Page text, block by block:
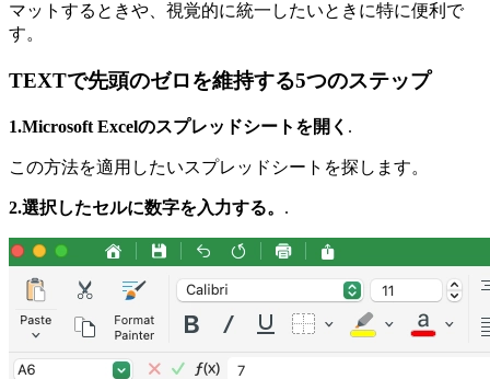
マットするときや、視覚的に統一したいときに特に便利で
す。
TEXTで先頭のゼロを維持する5つのステップ
1.Microsoft Excelのスプレッドシートを開く .
この方法を適用したいスプレッドシートを探します。
2.選択したセルに数字を入力する。 .